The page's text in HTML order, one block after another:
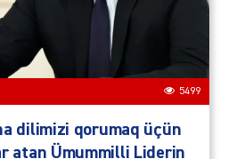
5499
dilimizi qorumaq üçün
atan Ümummilli Liderin